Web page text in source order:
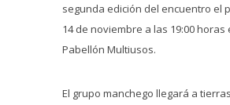
segunda edición del encuentro el
14 de noviembre a las 19:00 horas
Pabellón Multiusos.
El grupo manchego llegará a